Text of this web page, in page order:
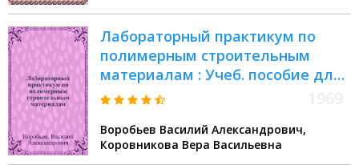
Лабораторный практикум по
полимерным строительным
материалам : Учеб. пособие для
технол. фак. инж.-строит. вузов
Воробьев Василий Александрович,
Коровникова Вера Васильевна